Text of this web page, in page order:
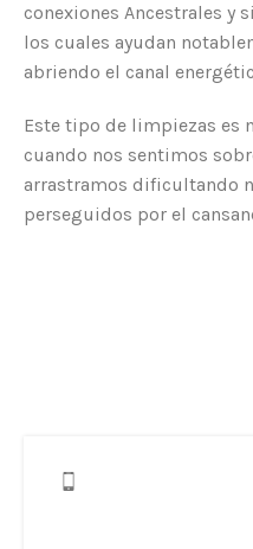
conexiones Ancestrales y
los cuales ayudan
abriendo el canal
Este tipo de limpiezas es
cuando nos sentimos
arrastramos dificultando
perseguidos por el